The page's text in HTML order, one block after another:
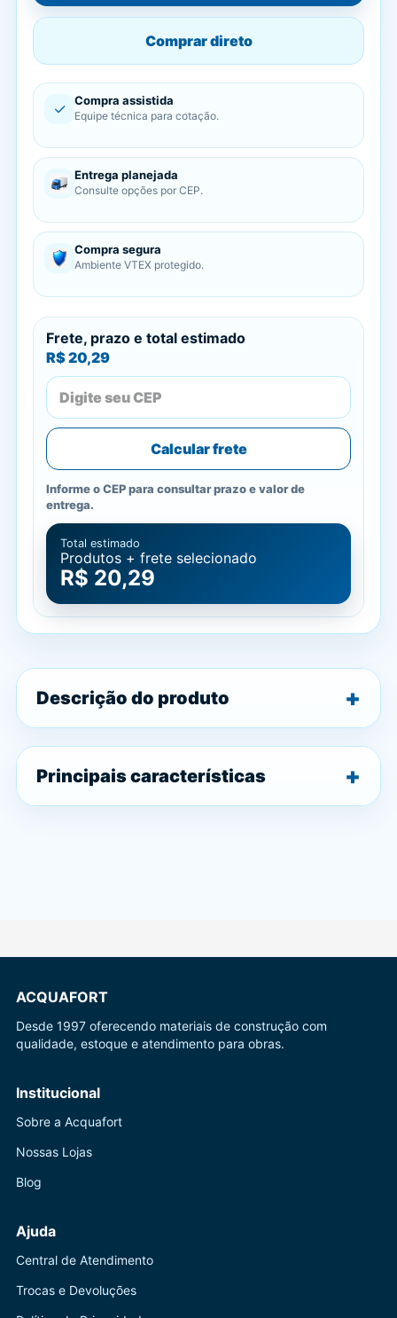
Comprar direto
✓ Compra assistida
Equipe técnica para cotação.
Entrega planejada
Consulte opções por CEP.
Compra segura
Ambiente VTEX protegido.
Frete, prazo e total estimado
R$ 20,29
Calcular frete
Informe o CEP para consultar prazo e valor de
entrega.
Total estimado
Produtos + frete selecionado
R$ 20,29
Descrição do produto
Principais características
ACQUAFORT
Desde 1997 oferecendo materiais de construção com
qualidade, estoque e atendimento para obras.
Institucional
Sobre a Acquafort
Nossas Lojas
Blog
Ajuda
Central de Atendimento
Trocas e Devoluções